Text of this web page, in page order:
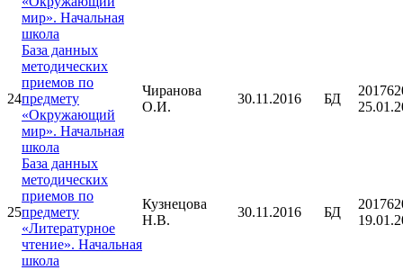
мир». Начальная
школа
24
База данных
методических
приемов по
предмету
«Окружающий
мир». Начальная
школа
Чиранова
О.И.
30.11.2016 БД
25
База данных
методических
приемов по
предмету
«Литературное
чтение». Начальная
школа
Кузнецова
Н.В.
30.11.2016 БД